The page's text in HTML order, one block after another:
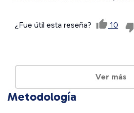
¿Fue útil esta reseña? 10
Ver más
Metodología